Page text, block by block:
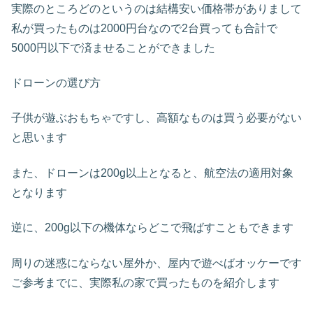
実際のところどのというのは結構安い価格帯がありまして
私が買ったものは2000円台なので2台買っても合計で
5000円以下で済ませることができました
ドローンの選び方
子供が遊ぶおもちゃですし、高額なものは買う必要がない
と思います
また、ドローンは200g以上となると、航空法の適用対象
となります
逆に、200g以下の機体ならどこで飛ばすこともできます
周りの迷惑にならない屋外か、屋内で遊べばオッケーです
ご参考までに、実際私の家で買ったものを紹介します